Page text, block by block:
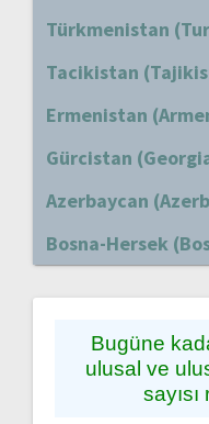
Türkmenistan
Tacikistan
Ermenistan
Gürcistan
Azerbaycan
Bosna-Hersek
Bugüne
ulusal ve